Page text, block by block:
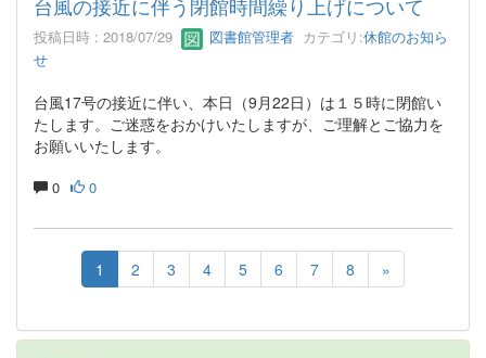
投稿日時 : 2018/07/29 図書館管理者 カテゴリ:休館のお知ら
せ
台風17号の接近に伴い、本日（9月22日）は１５時に閉館い
たします。ご迷惑をおかけいたしますが、ご理解とご協力を
お願いいたします。
0 0
1 2 3 4 5 6 7 8 »